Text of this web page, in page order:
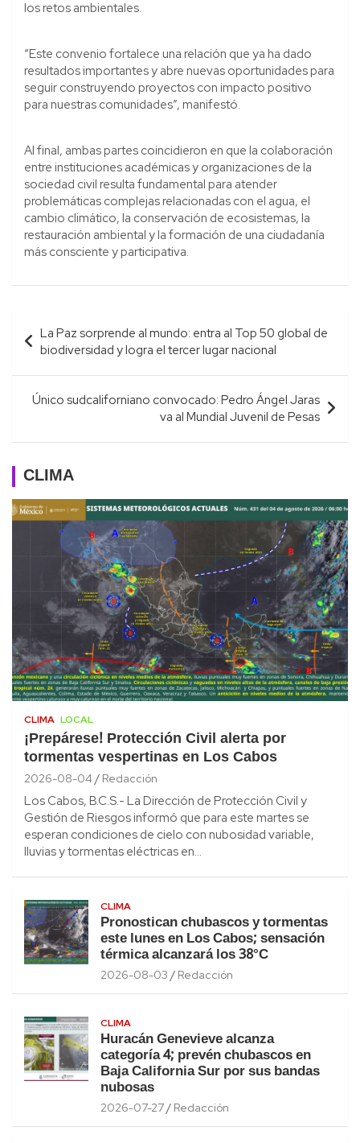
los retos ambientales.
“Este convenio fortalece una relación que ya ha dado
resultados importantes y abre nuevas oportunidades para
seguir construyendo proyectos con impacto positivo
para nuestras comunidades”, manifestó.
Al final, ambas partes coincidieron en que la colaboración
entre instituciones académicas y organizaciones de la
sociedad civil resulta fundamental para atender
problemáticas complejas relacionadas con el agua, el
cambio climático, la conservación de ecosistemas, la
restauración ambiental y la formación de una ciudadanía
más consciente y participativa.
Navegación
de
entradas
La Paz sorprende al mundo: entra al Top 50 global de
biodiversidad y logra el tercer lugar nacional
Único sudcaliforniano convocado: Pedro Ángel Jaras
va al Mundial Juvenil de Pesas
CLIMA
CLIMA LOCAL
¡Prepárese! Protección Civil alerta por
tormentas vespertinas en Los Cabos
2026-08-04 Redacción
Los Cabos, B.C.S.- La Dirección de Protección Civil y
Gestión de Riesgos informó que para este martes se
esperan condiciones de cielo con nubosidad variable,
lluvias y tormentas eléctricas en…
CLIMA
Pronostican chubascos y tormentas
este lunes en Los Cabos; sensación
térmica alcanzará los 38°C
2026-08-03 Redacción
CLIMA
Huracán Genevieve alcanza
categoría 4; prevén chubascos en
Baja California Sur por sus bandas
nubosas
2026-07-27 Redacción